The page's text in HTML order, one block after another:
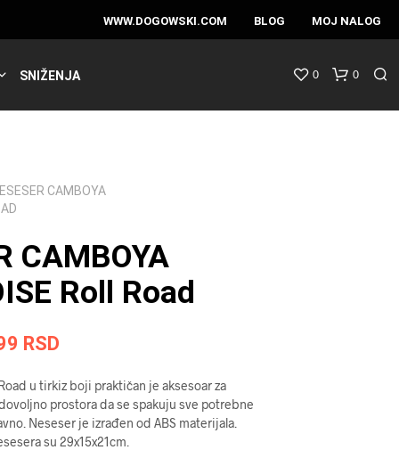
WWW.DOGOWSKI.COM BLOG MOJ NALOG
SNIŽENJA 0 0
CAMBOYA
CAMBOYA
Roll Road
RSD
je:
4499 RSD.
u tirkiz boji praktičan je aksesoar za
prostora da se spakuju sve potrebne
Neseser je izrađen od ABS materijala.
su 29x15x21cm.